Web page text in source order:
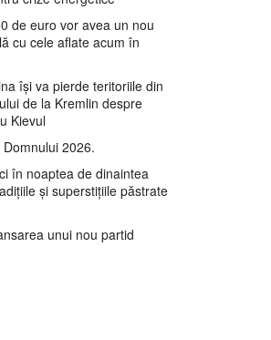
de euro vor avea un nou
cu cele aflate acum în
își va pierde teritoriile din
de la Kremlin despre
Kievul
2026.
în noaptea de dinaintea
și superstițiile păstrate
unui nou partid